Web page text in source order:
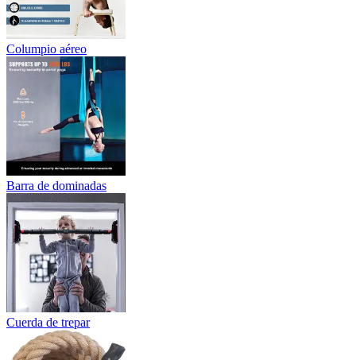
Columpio aéreo
Barra de dominadas
Cuerda de trepar